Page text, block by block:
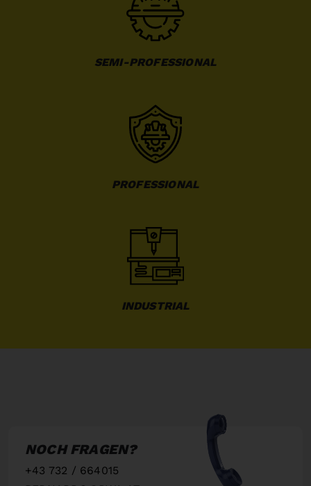
SEMI-PROFESSIONAL
PROFESSIONAL
INDUSTRIAL
NOCH FRAGEN?
+43 732 / 664015